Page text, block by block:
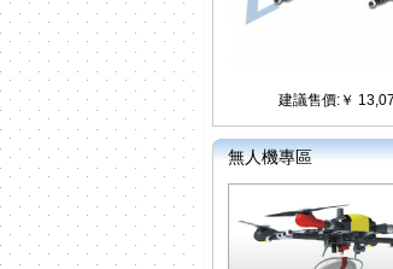
建議售價:￥
無人機專區